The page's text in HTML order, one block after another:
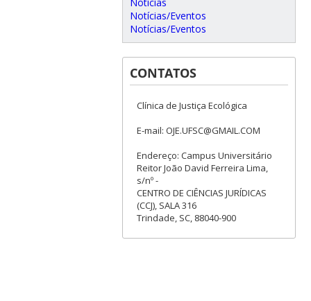
Notícias/Eventos
Notícias/Eventos
CONTATOS
Clínica de Justiça Ecológica
E-mail: OJE.UFSC@GMAIL.COM
Endereço: Campus Universitário
Reitor João David Ferreira Lima,
s/nº -
CENTRO DE CIÊNCIAS JURÍDICAS
(CCJ), SALA 316
Trindade, SC, 88040-900